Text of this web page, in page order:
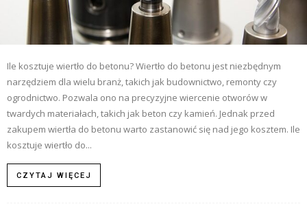
Ile kosztuje wiertło do betonu? Wiertło do betonu jest niezbędnym
narzędziem dla wielu branż, takich jak budownictwo, remonty czy
ogrodnictwo. Pozwala ono na precyzyjne wiercenie otworów w
twardych materiałach, takich jak beton czy kamień. Jednak przed
zakupem wiertła do betonu warto zastanowić się nad jego kosztem. Ile
kosztuje wiertło do...
CZYTAJ WIĘCEJ